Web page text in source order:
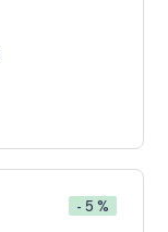
- 5 %